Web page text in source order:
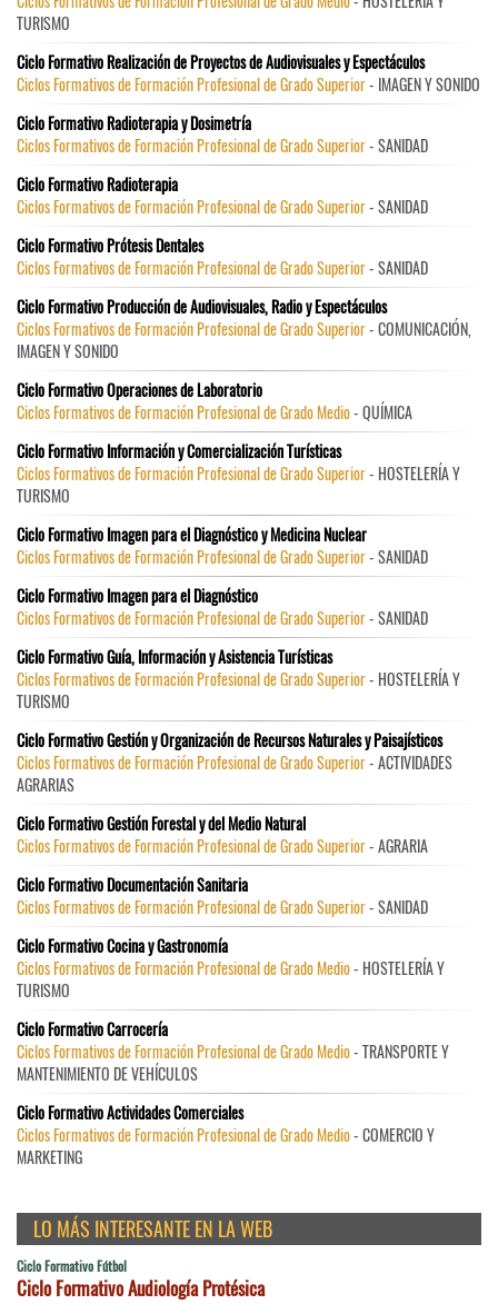
TURISMO
Ciclo Formativo Realización de Proyectos de Audiovisuales y Espectáculos
Ciclos Formativos de Formación Profesional de Grado Superior- IMAGEN Y SONIDO
Ciclo Formativo Radioterapia y Dosimetría
Ciclos Formativos de Formación Profesional de Grado Superior- SANIDAD
Ciclo Formativo Radioterapia
Ciclos Formativos de Formación Profesional de Grado Superior- SANIDAD
Ciclo Formativo Prótesis Dentales
Ciclos Formativos de Formación Profesional de Grado Superior- SANIDAD
Ciclo Formativo Producción de Audiovisuales, Radio y Espectáculos
Ciclos Formativos de Formación Profesional de Grado Superior- COMUNICACIÓN,
IMAGEN Y SONIDO
Ciclo Formativo Operaciones de Laboratorio
Ciclos Formativos de Formación Profesional de Grado Medio- QUÍMICA
Ciclo Formativo Información y Comercialización Turísticas
Ciclos Formativos de Formación Profesional de Grado Superior- HOSTELERÍA Y
TURISMO
Ciclo Formativo Imagen para el Diagnóstico y Medicina Nuclear
Ciclos Formativos de Formación Profesional de Grado Superior- SANIDAD
Ciclo Formativo Imagen para el Diagnóstico
Ciclos Formativos de Formación Profesional de Grado Superior- SANIDAD
Ciclo Formativo Guía, Información y Asistencia Turísticas
Ciclos Formativos de Formación Profesional de Grado Superior- HOSTELERÍA Y
TURISMO
Ciclo Formativo Gestión y Organización de Recursos Naturales y Paisajísticos
Ciclos Formativos de Formación Profesional de Grado Superior- ACTIVIDADES
AGRARIAS
Ciclo Formativo Gestión Forestal y del Medio Natural
Ciclos Formativos de Formación Profesional de Grado Superior- AGRARIA
Ciclo Formativo Documentación Sanitaria
Ciclos Formativos de Formación Profesional de Grado Superior- SANIDAD
Ciclo Formativo Cocina y Gastronomía
Ciclos Formativos de Formación Profesional de Grado Medio- HOSTELERÍA Y
TURISMO
Ciclo Formativo Carrocería
Ciclos Formativos de Formación Profesional de Grado Medio- TRANSPORTE Y
MANTENIMIENTO DE VEHÍCULOS
Ciclo Formativo Actividades Comerciales
Ciclos Formativos de Formación Profesional de Grado Medio- COMERCIO Y
MARKETING
LO MÁS INTERESANTE EN LA WEB
Ciclo Formativo Fútbol
Ciclo Formativo Audiología Protésica